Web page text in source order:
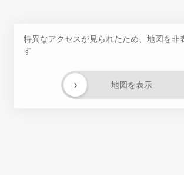
特異なアクセスが見られたため、地図を非
す
地図を表示
›